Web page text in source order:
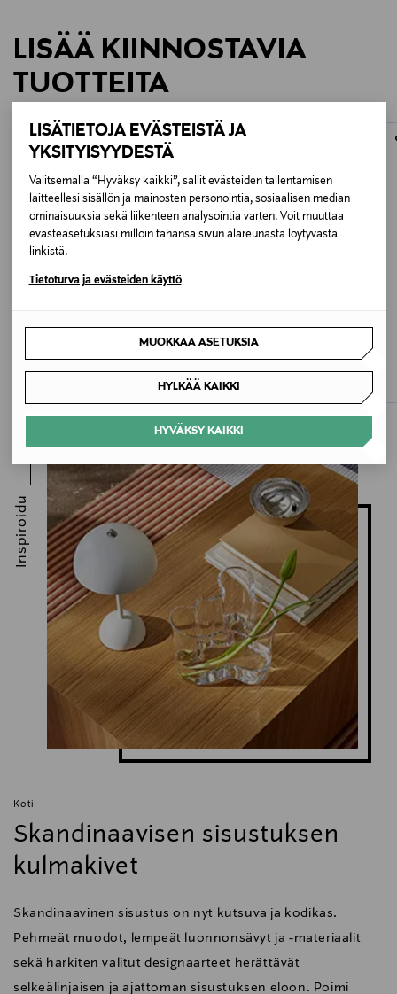
LISÄTIETOJA EVÄSTEISTÄ JA
YKSITYISYYDESTÄ
Valitsemalla “Hyväksy kaikki”, sallit evästeiden tallentamisen
laitteellesi sisällön ja mainosten personointia, sosiaalisen median
ominaisuuksia sekä liikenteen analysointia varten. Voit muuttaa
evästeasetuksiasi milloin tahansa sivun alareunasta löytyvästä
linkistä.
Tietoturva ja evästeiden käyttö
MUOKKAA ASETUKSIA
HYLKÄÄ KAIKKI
HYVÄKSY KAIKKI
LISÄÄ KIINNOSTAVIA
TUOTTEITA
ETUKUPONKITUOTE ETUKUPONKITUOTE
Original Price
25,90 €
Koti
Skandinaavisen sisustuksen
kulmakivet
Skandinaavinen sisustus on nyt kutsuva ja kodikas.
Pehmeät muodot, lempeät luonnonsävyt ja -materiaalit
sekä harkiten valitut designaarteet herättävät
selkeälinjaisen ja ajattoman sisustuksen eloon. Poimi
Inspiroidu